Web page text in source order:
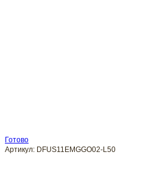
Готово
Артикул: DFUS11EMGGO02-L50